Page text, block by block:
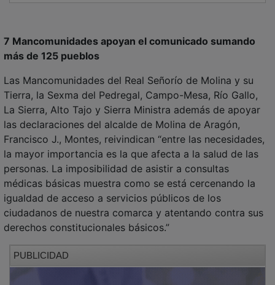
más de 125 pueblos
Tierra, la Sexma del Pedregal, Campo-Mesa, Río Gallo,
La Sierra, Alto Tajo y Sierra Ministra además de apoyar
las declaraciones del alcalde de Molina de Aragón,
Francisco J., Montes, reivindican “entre las necesidades,
la mayor importancia es la que afecta a la salud de las
personas. La imposibilidad de asistir a consultas
médicas básicas muestra como se está cercenando la
igualdad de acceso a servicios públicos de los
ciudadanos de nuestra comarca y atentando contra sus
derechos constitucionales básicos.”